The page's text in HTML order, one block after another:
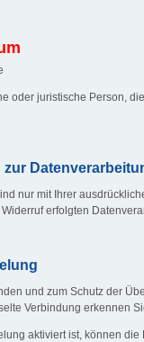
oder juristische Person,
nur mit Ihrer
erfolgten
und zum Schutz der
Verbindung erkennen
aktiviert ist, können